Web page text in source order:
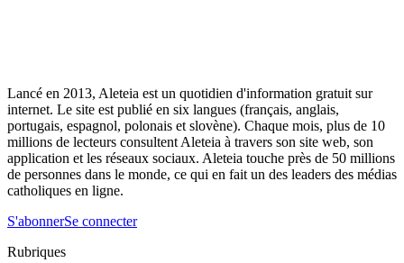
Lancé en 2013, Aleteia est un quotidien d'information gratuit sur
internet. Le site est publié en six langues (français, anglais,
portugais, espagnol, polonais et slovène). Chaque mois, plus de 10
millions de lecteurs consultent Aleteia à travers son site web, son
application et les réseaux sociaux. Aleteia touche près de 50 millions
de personnes dans le monde, ce qui en fait un des leaders des médias
catholiques en ligne.
S'abonnerSe connecter
Rubriques